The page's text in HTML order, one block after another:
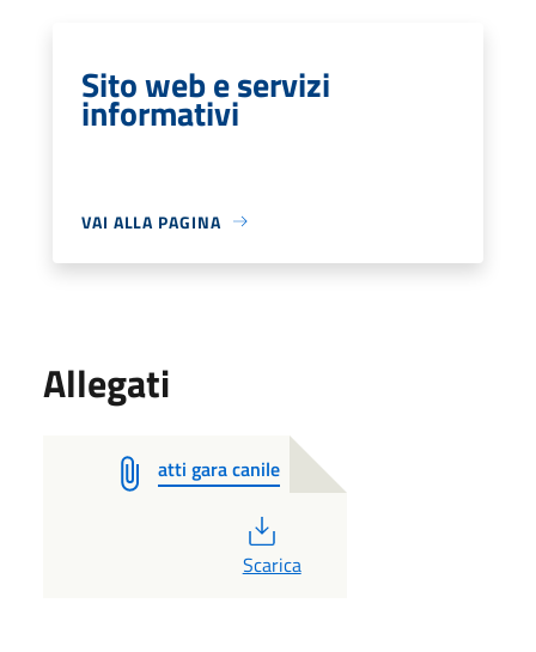
Sito web e servizi
informativi
VAI ALLA PAGINA
Allegati
atti gara canile
PDF
Scarica